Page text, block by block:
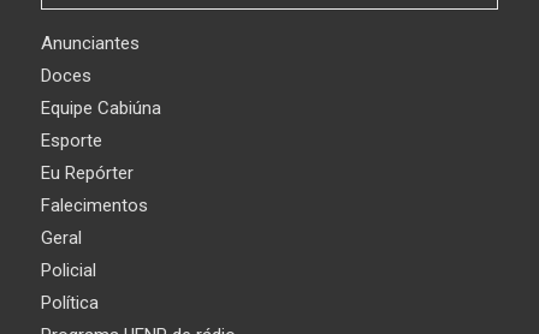
Anunciantes
Doces
Equipe Cabiúna
Esporte
Eu Repórter
Falecimentos
Geral
Policial
Política